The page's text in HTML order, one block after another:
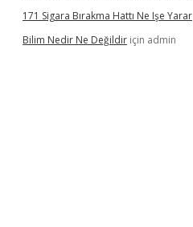
171 Sigara Bırakma Hattı Ne Işe Yarar
Bilim Nedir Ne Değildir için admin